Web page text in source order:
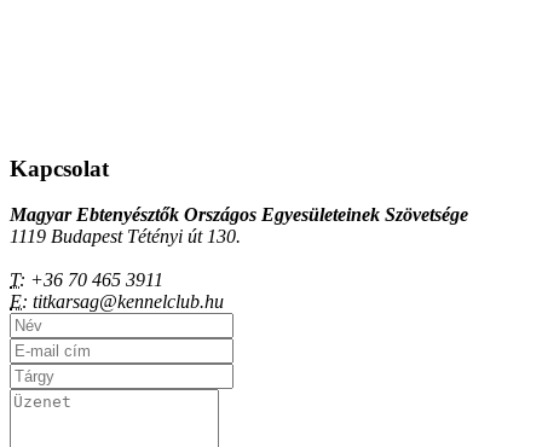
Kapcsolat
Magyar Ebtenyésztők Országos Egyesületeinek Szövetsége
1119 Budapest Tétényi út 130.
T: +36 70 465 3911
E: titkarsag@kennelclub.hu